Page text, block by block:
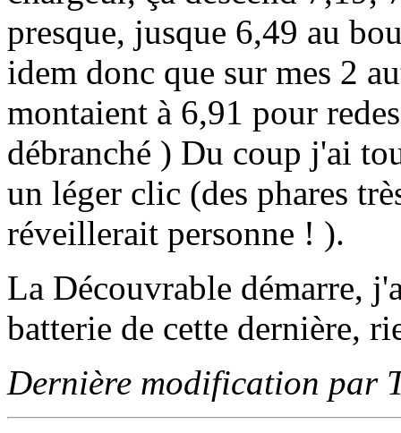
presque, jusque 6,49 au
idem donc que sur mes 2
montaient à 6,91 pour
débranché ) Du coup j'ai
un léger clic (des phares
réveillerait personne ! ).
La Découvrable démarre,
batterie de cette dernière,
Dernière modification par